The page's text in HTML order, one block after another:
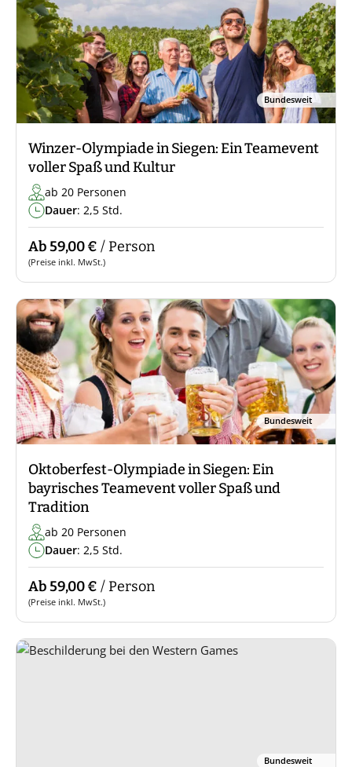
Bundesweit
Winzer-Olympiade in Siegen: Ein Teamevent
voller Spaß und Kultur
ab 20 Personen
Dauer: 2,5 Std.
Ab 59,00 € / Person
(Preise inkl. MwSt.)
Bundesweit
Oktoberfest-Olympiade in Siegen: Ein
bayrisches Teamevent voller Spaß und
Tradition
ab 20 Personen
Dauer: 2,5 Std.
Ab 59,00 € / Person
(Preise inkl. MwSt.)
Bundesweit